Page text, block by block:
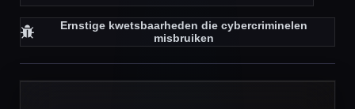
Ernstige kwetsbaarheden die cybercriminelen
misbruiken